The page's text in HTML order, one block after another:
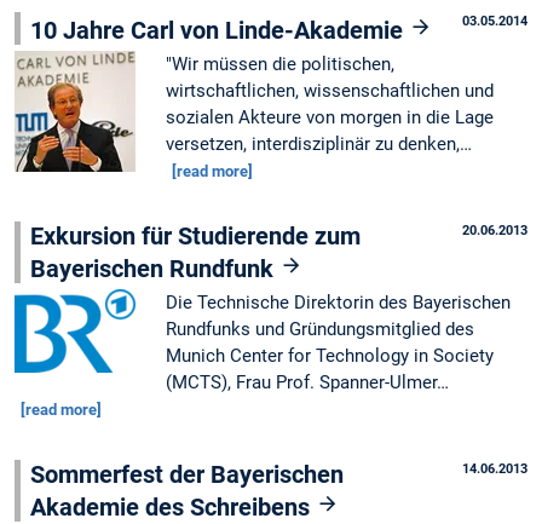
03.05.2014
10 Jahre Carl von Linde-Akademie
"Wir müssen die politischen,
wirtschaftlichen, wissenschaftlichen und
sozialen Akteure von morgen in die Lage
versetzen, interdisziplinär zu denken,…
[read more]
20.06.2013
Exkursion für Studierende zum
Bayerischen Rundfunk
Die Technische Direktorin des Bayerischen
Rundfunks und Gründungsmitglied des
Munich Center for Technology in Society
(MCTS), Frau Prof. Spanner-Ulmer…
[read more]
14.06.2013
Sommerfest der Bayerischen
Akademie des Schreibens